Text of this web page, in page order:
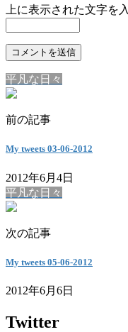
上に表示された文字を
平凡な日々
前の記事
My tweets 03-06-2012
2012年6月4日
平凡な日々
次の記事
My tweets 05-06-2012
2012年6月6日
Twitter